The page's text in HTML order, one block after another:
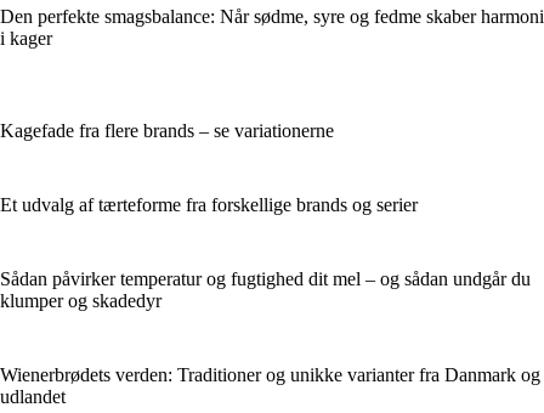
Den perfekte smagsbalance: Når sødme, syre og fedme skaber harmoni
i kager
Kagefade fra flere brands – se variationerne
Et udvalg af tærteforme fra forskellige brands og serier
Sådan påvirker temperatur og fugtighed dit mel – og sådan undgår du
klumper og skadedyr
Wienerbrødets verden: Traditioner og unikke varianter fra Danmark og
udlandet